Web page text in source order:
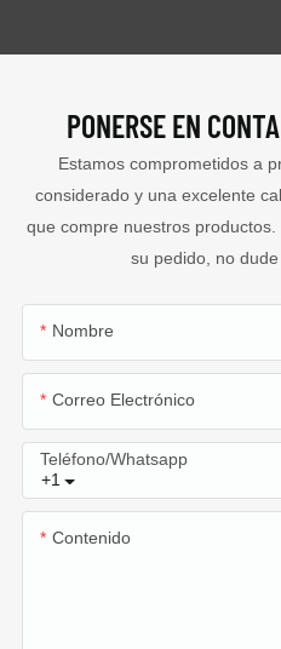
PONERSE EN
Estamos comprometidos a
considerado y una excelente
que compre nuestros
su pedido, no
Nombre
Correo Electrónico
+1
Teléfono/whatsapp
Contenido